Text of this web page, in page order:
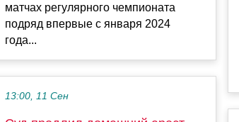
матчах регулярного чемпионата
подряд впервые с января 2024
года...
13:00, 11 Сен